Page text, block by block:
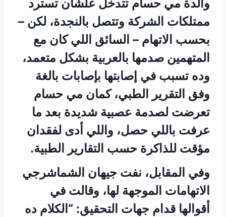
والدة مي حسام تتدخل علشان تسترد
ممتلكات الشركة وتتصل بالنجدة، لكن –
بحسب الاتهام – السائق اللي كان مع
المتهمين صدمها بالعربية بشكل متعمد،
وده تسبب في إصابتها بإصابات بالغة
وفق التقرير الطبي، كمان مي حسام
تعرضت لصدمة عصبية شديدة بعد ما
عرفت باللي حصل، واللي أدى لفقدان
مؤقت للذاكرة حسب التقارير الطبية.
وفي المقابل، نفت جيهان الشماشرجي
الاتهامات الموجهة لها، وقالت في
أقوالها قدام جهات التحقيق: “الكلام ده